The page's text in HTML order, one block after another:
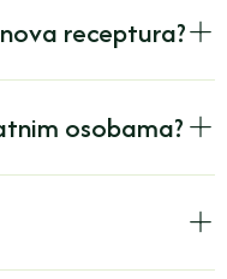
receptura?
osobama?